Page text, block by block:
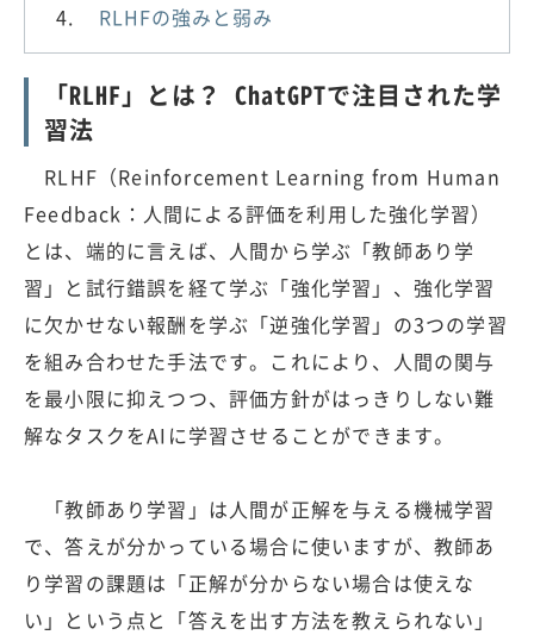
RLHFの強みと弱み
「RLHF」とは？ ChatGPTで注目された学
習法
RLHF（Reinforcement Learning from Human
Feedback：人間による評価を利用した強化学習）
とは、端的に言えば、人間から学ぶ「教師あり学
習」と試行錯誤を経て学ぶ「強化学習」、強化学習
に欠かせない報酬を学ぶ「逆強化学習」の3つの学習
を組み合わせた手法です。これにより、人間の関与
を最小限に抑えつつ、評価方針がはっきりしない難
解なタスクをAIに学習させることができます。
「教師あり学習」は人間が正解を与える機械学習
で、答えが分かっている場合に使いますが、教師あ
り学習の課題は「正解が分からない場合は使えな
い」という点と「答えを出す方法を教えられない」